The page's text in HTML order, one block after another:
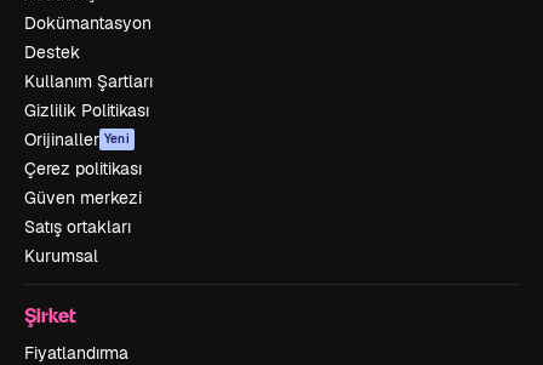
Dokümantasyon
Destek
Kullanım Şartları
Gizlilik Politikası
Orijinaller Yeni
Çerez politikası
Güven merkezi
Satış ortakları
Kurumsal
Şirket
Fiyatlandırma